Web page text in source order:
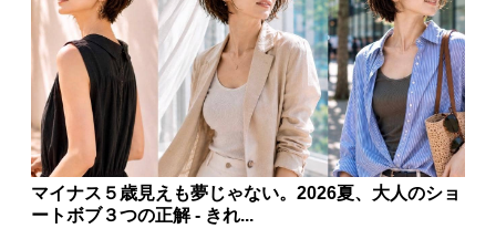
マイナス５歳見えも夢じゃない。2026夏、大人のショ
ートボブ３つの正解 - きれ...